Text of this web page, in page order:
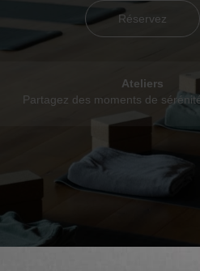
Réservez
Ateliers
Partagez des moments de